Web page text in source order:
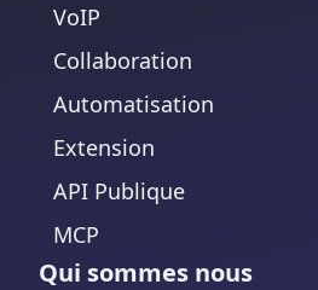
VoIP
Collaboration
Automatisation
Extension
API Publique
MCP
Qui sommes nous